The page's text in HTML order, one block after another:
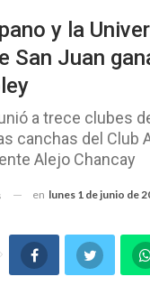
y la
San Juan
a trece clubes
canchas del Club
Alejo Chancay
en lunes 1 de junio de